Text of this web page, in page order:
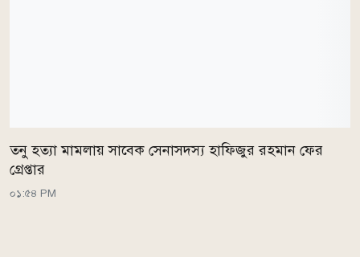
তনু হত্যা মামলায় সাবেক সেনাসদস্য হাফিজুর রহমান ফের
গ্রেপ্তার
০১:৫৪ PM